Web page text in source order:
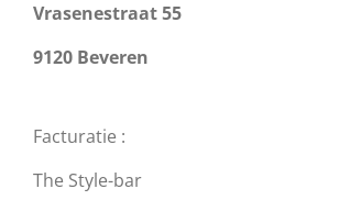
Vrasenestraat 55
9120 Beveren
Facturatie :
The Style-bar